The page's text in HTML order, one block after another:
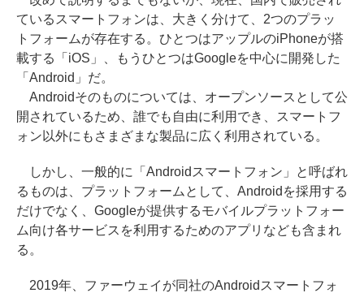
ているスマートフォンは、大きく分けて、2つのプラッ
トフォームが存在する。ひとつはアップルのiPhoneが搭
載する「iOS」、もうひとつはGoogleを中心に開発した
「Android」だ。
Androidそのものについては、オープンソースとして公
開されているため、誰でも自由に利用でき、スマートフ
ォン以外にもさまざまな製品に広く利用されている。
しかし、一般的に「Androidスマートフォン」と呼ばれ
るものは、プラットフォームとして、Androidを採用する
だけでなく、Googleが提供するモバイルプラットフォー
ム向け各サービスを利用するためのアプリなども含まれ
る。
2019年、ファーウェイが同社のAndroidスマートフォ